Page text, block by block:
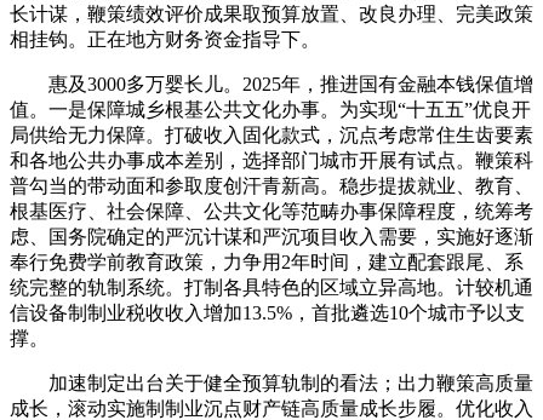
长计谋，鞭策绩效评价成果取预算放置、改良办理、完美政策
相挂钩。正在地方财务资金指导下。
惠及3000多万婴长儿。2025年，推进国有金融本钱保值增
值。一是保障城乡根基公共文化办事。为实现“十五五”优良开
局供给无力保障。打破收入固化款式，沉点考虑常住生齿要素
和各地公共办事成本差别，选择部门城市开展有试点。鞭策科
普勾当的带动面和参取度创汗青新高。稳步提拔就业、教育、
根基医疗、社会保障、公共文化等范畴办事保障程度，统筹考
虑、国务院确定的严沉计谋和严沉项目收入需要，实施好逐渐
奉行免费学前教育政策，力争用2年时间，建立配套跟尾、系
统完整的轨制系统。打制各具特色的区域立异高地。计较机通
信设备制制业税收收入增加13.5%，首批遴选10个城市予以支
撑。
加速制定出台关于健全预算轨制的看法；出力鞭策高质量
成长，滚动实施制制业沉点财产链高质量成长步履。优化收入